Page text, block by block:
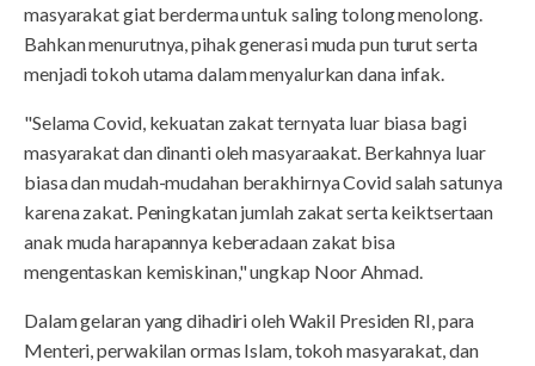
masyarakat giat berderma untuk saling tolong menolong.
Bahkan menurutnya, pihak generasi muda pun turut serta
menjadi tokoh utama dalam menyalurkan dana infak.
"Selama Covid, kekuatan zakat ternyata luar biasa bagi
masyarakat dan dinanti oleh masyaraakat. Berkahnya luar
biasa dan mudah-mudahan berakhirnya Covid salah satunya
karena zakat. Peningkatan jumlah zakat serta keiktsertaan
anak muda harapannya keberadaan zakat bisa
mengentaskan kemiskinan," ungkap Noor Ahmad.
Dalam gelaran yang dihadiri oleh Wakil Presiden RI, para
Menteri, perwakilan ormas Islam, tokoh masyarakat, dan